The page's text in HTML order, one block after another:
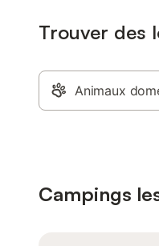
Trouver des
Animaux
Campings